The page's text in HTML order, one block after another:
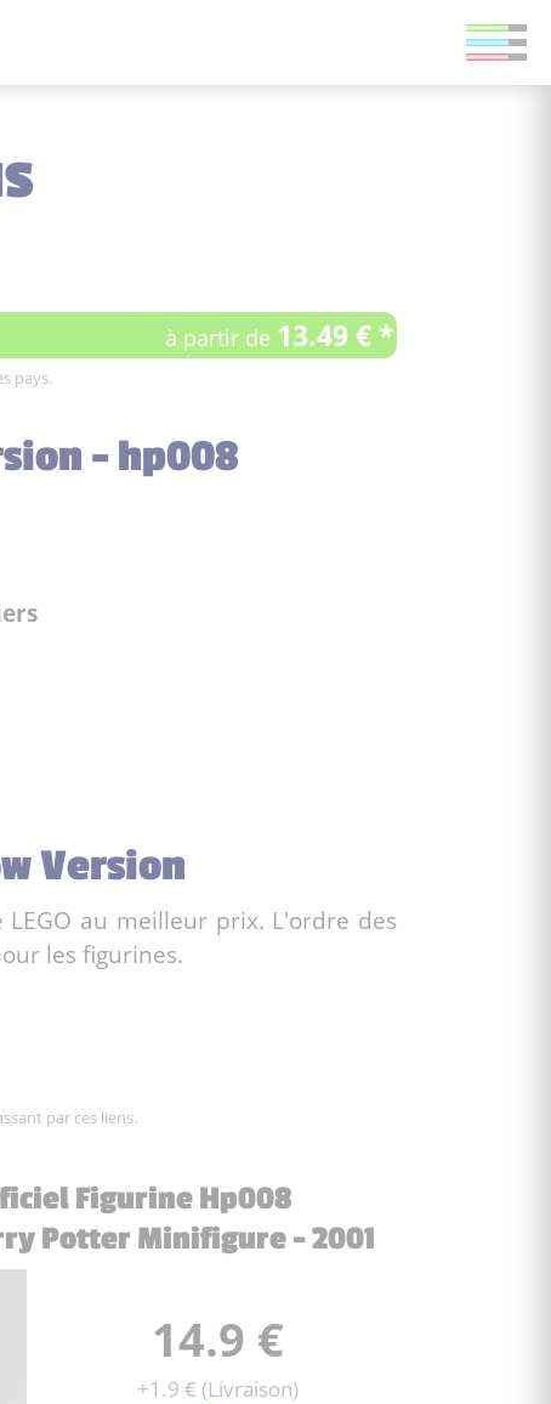
à partir de 13.49 € *
pays.
- hp008
Version
au meilleur prix. L'ordre des
les figurines.
par ces liens.
Figurine Hp008
Potter Minifigure - 2001
14.9 €
+1.9 € (Livraison)